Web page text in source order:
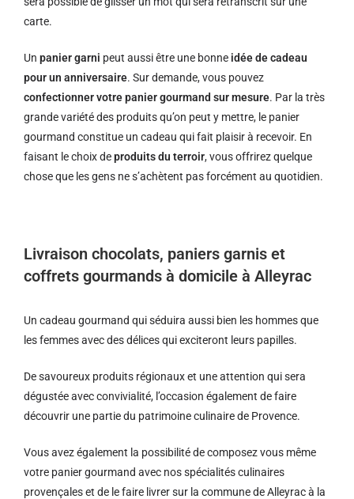
carte.
Un panier garni peut aussi être une bonne idée de cadeau
pour un anniversaire. Sur demande, vous pouvez
confectionner votre panier gourmand sur mesure. Par la très
grande variété des produits qu’on peut y mettre, le panier
gourmand constitue un cadeau qui fait plaisir à recevoir. En
faisant le choix deproduits du terroir, vous offrirez quelque
chose que les gens ne s’achètent pas forcément au quotidien.
Livraison chocolats, paniers garnis et
coffrets gourmands à domicile à Alleyrac
Un cadeau gourmand qui séduira aussi bien les hommes que
les femmes avec des délices qui exciteront leurs papilles.
De savoureux produits régionaux et une attention qui sera
dégustée avec convivialité, l’occasion également de faire
découvrir une partie du patrimoine culinaire de Provence.
Vous avez également la possibilité de composez vous même
votre panier gourmand avec nos spécialités culinaires
provençales et de le faire livrer sur la commune de Alleyrac à la